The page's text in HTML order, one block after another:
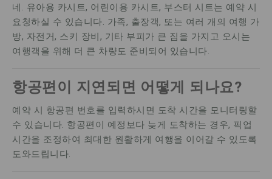
네. 유아용 카시트, 어린이용 카시트, 부스터 시트는 예약 시
요청하실 수 있습니다. 가족, 출장객, 또는 여러 개의 여행 가
방, 자전거, 스키 장비, 기타 부피가 큰 짐을 가지고 오시는
여행객을 위해 더 큰 차량도 준비되어 있습니다.
항공편이 지연되면 어떻게 되나요?
예약 시 항공편 번호를 입력하시면 도착 시간을 모니터링할
수 있습니다. 항공편이 예정보다 늦게 도착하는 경우, 픽업
시간을 조정하여 최대한 원활하게 여행을 이어갈 수 있도록
도와드립니다.